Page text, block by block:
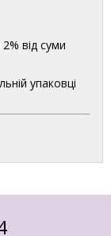
від суми
упаковці